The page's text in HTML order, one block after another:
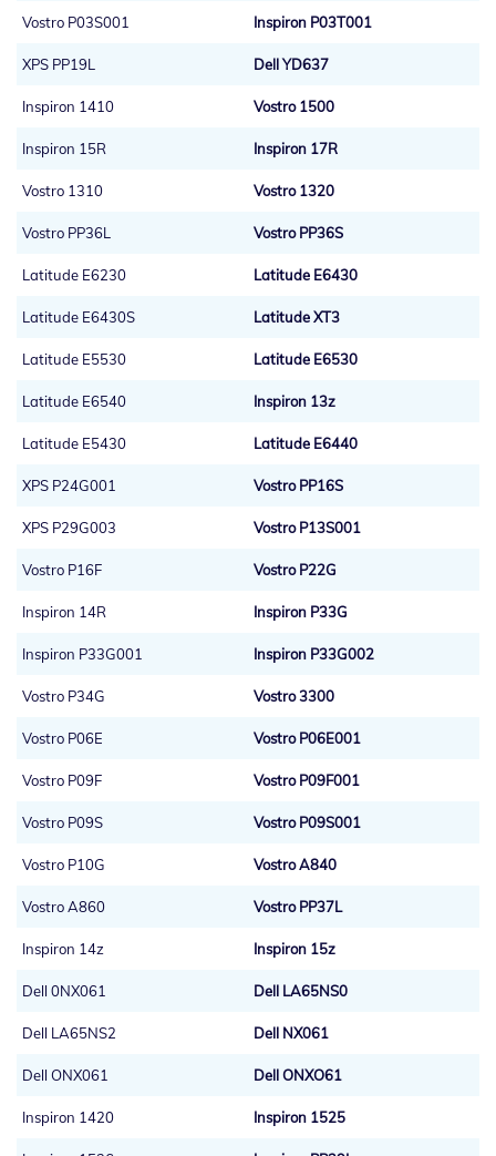
Vostro P03S001 Inspiron P03T001
XPS PP19L Dell YD637
Inspiron 1410 Vostro 1500
Inspiron 15R Inspiron 17R
Vostro 1310 Vostro 1320
Vostro PP36L Vostro PP36S
Latitude E6230 Latitude E6430
Latitude E6430S Latitude XT3
Latitude E5530 Latitude E6530
Latitude E6540 Inspiron 13z
Latitude E5430 Latitude E6440
XPS P24G001 Vostro PP16S
XPS P29G003 Vostro P13S001
Vostro P16F Vostro P22G
Inspiron 14R Inspiron P33G
Inspiron P33G001 Inspiron P33G002
Vostro P34G Vostro 3300
Vostro P06E Vostro P06E001
Vostro P09F Vostro P09F001
Vostro P09S Vostro P09S001
Vostro P10G Vostro A840
Vostro A860 Vostro PP37L
Inspiron 14z Inspiron 15z
Dell 0NX061 Dell LA65NS0
Dell LA65NS2 Dell NX061
Dell ONX061 Dell ONXO61
Inspiron 1420 Inspiron 1525